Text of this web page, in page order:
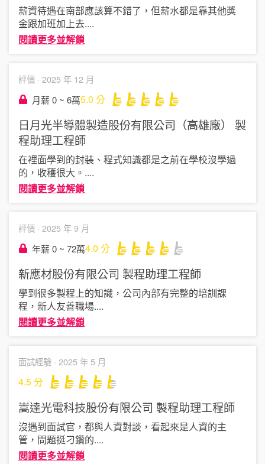
薪資待遇在南部應該算不錯了，但薪水都是靠其他獎
金跟加班加上去....
閱讀更多並解鎖
評價 · 2025 年 12 月
月薪 0 ~ 6萬5.0 分
日月光半導體製造股份有限公司（高雄廠）
製
程助理工程師
在裡面學到的封裝、程式知識都是之前在學校沒學過
的，收穫很大。 ....
閱讀更多並解鎖
評價 · 2025 年 9 月
年薪 0 ~ 72萬4.0 分
新應材股份有限公司 製程助理工程師
學到很多製程上的知識，公司內部有完整的培訓課
程，新人友善職場....
閱讀更多並解鎖
面試經驗 · 2025 年 5 月
4.5分
嵩達光電科技股份有限公司 製程助理工程師
沒遇到面試官，都與人資對談，看起來是人資的主
管，問題挺刁鑽的....
閱讀更多並解鎖